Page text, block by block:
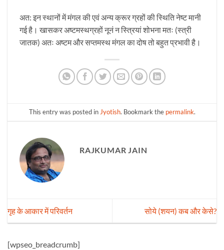
अत: इन स्थानों में मंगल की एवं अन्य क्रूर ग्रहों की स्थिति नेष्ट मानी
गई है। खासकर अष्टमस्थग्रहों नूनं न स्त्रियां शोभना मतः (स्त्री
जातक) अतः अष्टम और सप्तमस्थ मंगल का दोष तो बहुत प्रभावी है।
This entry was posted inJyotish. Bookmark the permalink.
RAJKUMAR JAIN
गृह के आकार में परिवर्तन सोये (शयन) कब और केसे?
[wpseo_breadcrumb]